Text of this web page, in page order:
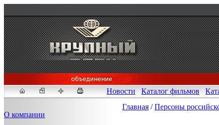
Новости Каталог фильмов
О компании
Главная /Персоны